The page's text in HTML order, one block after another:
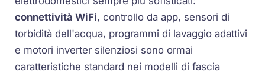
connettività WiFi, controllo da app, sensori di
torbidità dell'acqua, programmi di lavaggio adattivi
e motori inverter silenziosi sono ormai
caratteristiche standard nei modelli di fascia